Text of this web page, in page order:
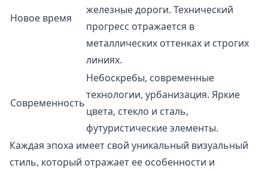
Новое время
железные дороги. Технический
прогресс отражается в
металлических оттенках и строгих
линиях.
Современность
Небоскребы, современные
технологии, урбанизация. Яркие
цвета, стекло и сталь,
футуристические элементы.
Каждая эпоха имеет свой уникальный визуальный
стиль, который отражает ее особенности и